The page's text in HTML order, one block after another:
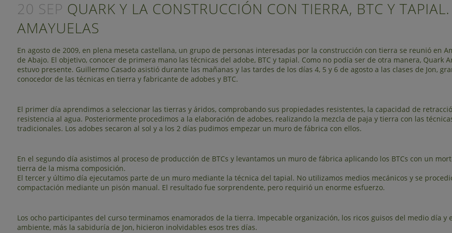
20 SEP QUARK Y LA CONSTRUCCIÓN CON TIERRA, BTC Y TAPIAL.
AMAYUELAS
En agosto de 2009, en plena meseta castellana, un grupo de personas interesadas por la construcción con tierra se reunió en
de Abajo. El objetivo, conocer de primera mano las técnicas del adobe, BTC y tapial. Como no podía ser de otra manera, Quark
estuvo presente. Guillermo Casado asistió durante las mañanas y las tardes de los días 4, 5 y 6 de agosto a las clases de Jon,
conocedor de las técnicas en tierra y fabricante de adobes y BTC.
El primer día aprendimos a seleccionar las tierras y áridos, comprobando sus propiedades resistentes, la capacidad de
resistencia al agua. Posteriormente procedimos a la elaboración de adobes, realizando la mezcla de paja y tierra con las
tradicionales. Los adobes secaron al sol y a los 2 días pudimos empezar un muro de fábrica con ellos.
En el segundo día asistimos al proceso de producción de BTCs y levantamos un muro de fábrica aplicando los BTCs con un
tierra de la misma composición.
El tercer y último día ejecutamos parte de un muro mediante la técnica del tapial. No utilizamos medios mecánicos y se
compactación mediante un pisón manual. El resultado fue sorprendente, pero requirió un enorme esfuerzo.
Los ocho participantes del curso terminamos enamorados de la tierra. Impecable organización, los ricos guisos del medio día y
ambiente, más la sabiduría de Jon, hicieron inolvidables esos tres días.